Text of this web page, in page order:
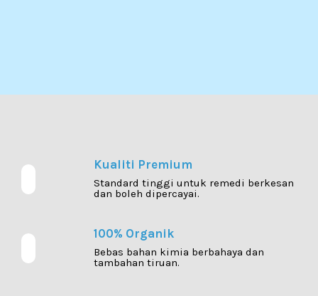
Kualiti Premium
Standard tinggi untuk remedi berkesan
dan boleh dipercayai.
100% Organik
Bebas bahan kimia berbahaya dan
tambahan tiruan.